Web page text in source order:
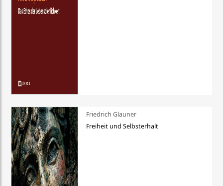
Friedrich Glauner
Freiheit und Selbsterhalt